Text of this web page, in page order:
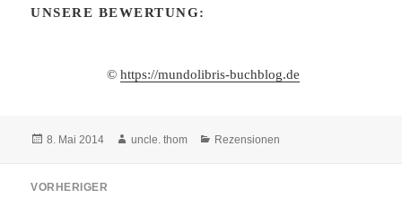
UNSERE BEWERTUNG:
© https://mundolibris-buchblog.de
Veröffentlicht
8. Mai 2014 Autor
uncle. thom Kategorien
Rezensionen
VORHERIGER